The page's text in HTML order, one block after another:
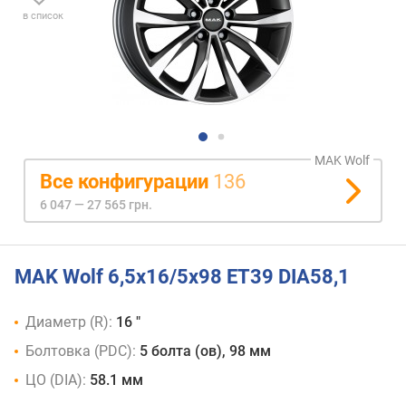
в список
MAK Wolf
Все конфигурации 136
6 047 — 27 565 грн.
MAK Wolf 6,5x16/5x98 ET39 DIA58,1
Диаметр (R): 16 "
Болтовка (PDC): 5 болта (ов), 98 мм
ЦО (DIA): 58.1 мм